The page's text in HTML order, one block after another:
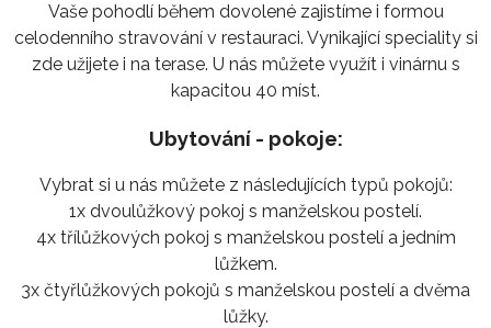
Vaše pohodlí během dovolené zajistíme i formou
celodenního stravování v restauraci. Vynikající speciality si
zde užijete i na terase. U nás můžete využít i vinárnu s
kapacitou 40 míst.
Ubytování - pokoje:
Vybrat si u nás můžete z následujících typů pokojů:
1x dvoulůžkový pokoj s manželskou postelí.
4x třílůžkových pokoj s manželskou postelí a jedním
lůžkem.
3x čtyřlůžkových pokojů s manželskou postelí a dvěma
lůžky.